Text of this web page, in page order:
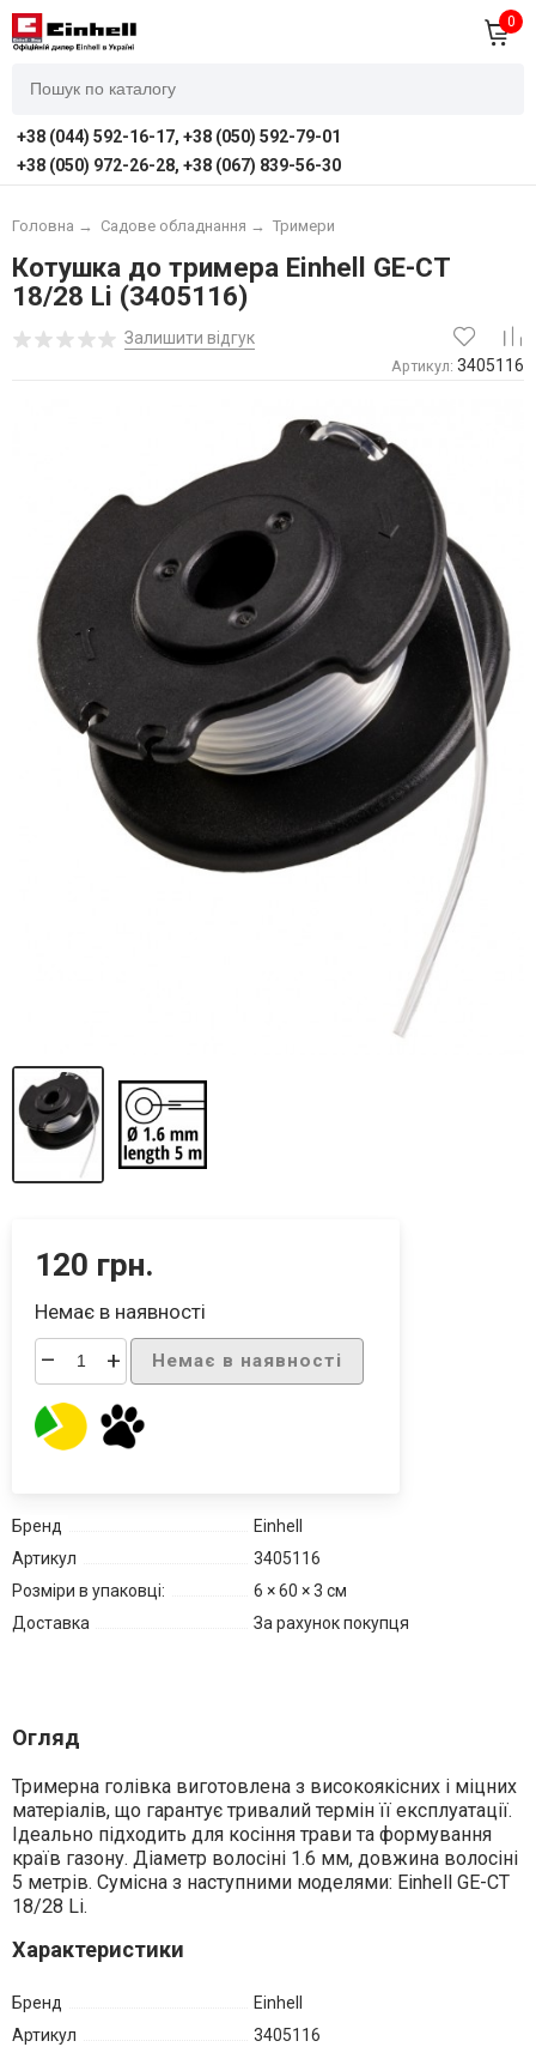
0
+38 (044) 592-16-17, +38 (050) 592-79-01
+38 (050) 972-26-28, +38 (067) 839-56-30
Головна → Садове обладнання → Тримери
Котушка до тримера Einhell GE-CT
18/28 Li (3405116)
Залишити відгук
Артикул: 3405116
120 грн.
Немає в наявності
– + Немає в наявності
Бренд
Einhell
Артикул
3405116
Розміри в упаковці:
6 × 60 × 3 см
Доставка
За рахунок покупця
Огляд
Тримерна голівка виготовлена з високоякісних і міцних
матеріалів, що гарантує тривалий термін її експлуатації.
Ідеально підходить для косіння трави та формування
країв газону. Діаметр волосіні 1.6 мм, довжина волосіні
5 метрів. Сумісна з наступними моделями: Einhell GE-CT
18/28 Li.
Характеристики
Бренд
Einhell
Артикул
3405116